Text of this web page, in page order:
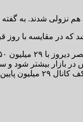
معامله‌گران امروز طلا